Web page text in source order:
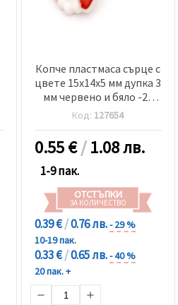
Копче пластмаса сърце с
цвете 15x14x5 мм дупка 3
мм червено и бяло -20
броя
Код: 127654
0.55€/1.08 лв.
1-9 пак.
ОТСТЪПКИ
ЗА КОЛИЧЕСТВО
0.39 €/0.76 лв.- 29 %
10-19 пак.
0.33 €/0.65 лв.- 40 %
20 пак. +